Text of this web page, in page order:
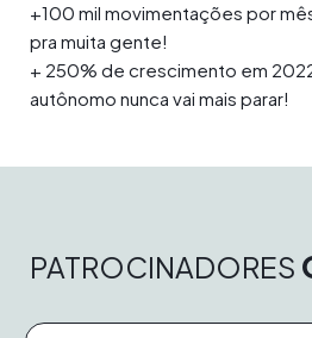
+100 mil movimentações por
pra muita gente!
+ 250% de crescimento em
autônomo nunca vai mais parar!
PATROCINADORES